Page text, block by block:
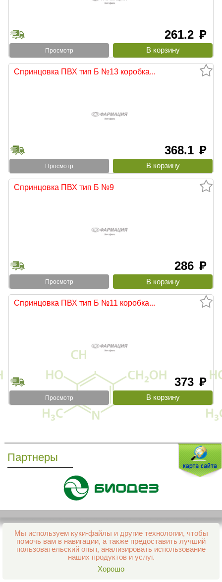
261.2 руб
Просмотр
Спринцовка ПВХ тип Б №13 коробка...
368.1 руб
Просмотр
Спринцовка ПВХ тип Б №9
286 руб
Просмотр
Спринцовка ПВХ тип Б №11 коробка...
373 руб
Просмотр
Партнеры
Мы используем куки-файлы и другие технологии, чтобы
помочь вам в навигации, а также предоставить лучший
пользовательский опыт, анализировать использование
наших продуктов и услуг.
Хорошо
Все права защищены и охраняются законом
© 2013–2026 Интернет-аптека Фармация
support@aptekapenza.ru
Телефон: Служба обработки заказов 99-98-28